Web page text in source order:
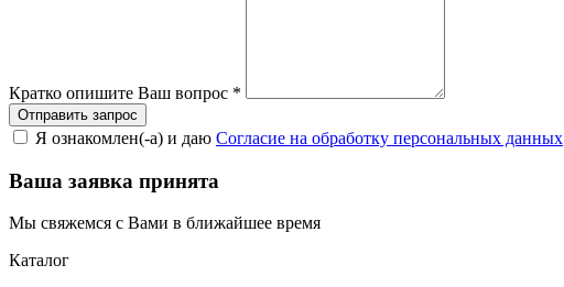
Кратко опишите Ваш вопрос *
Я ознакомлен(-а) и даю Согласие на обработку персональных данных
Ваша заявка принята
Мы свяжемся с Вами в ближайшее время
Каталог